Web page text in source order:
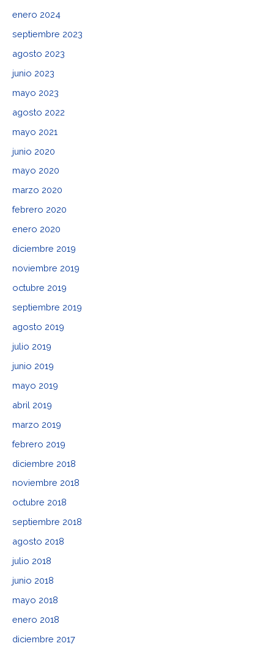
enero 2024
septiembre 2023
agosto 2023
junio 2023
mayo 2023
agosto 2022
mayo 2021
junio 2020
mayo 2020
marzo 2020
febrero 2020
enero 2020
diciembre 2019
noviembre 2019
octubre 2019
septiembre 2019
agosto 2019
julio 2019
junio 2019
mayo 2019
abril 2019
marzo 2019
febrero 2019
diciembre 2018
noviembre 2018
octubre 2018
septiembre 2018
agosto 2018
julio 2018
junio 2018
mayo 2018
enero 2018
diciembre 2017